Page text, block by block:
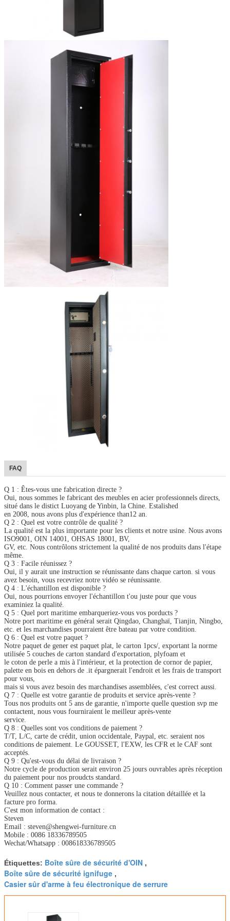
FAQ
Q 1 : Êtes-vous une fabrication directe ?
Oui, nous sommes le fabricant des meubles en acier professionnels directs,
situé dans le distict Luoyang de Yinbin, la Chine. Estalished
en 2008, nous avons plus d'expérience than12 an.
Q 2 : Quel est votre contrôle de qualité ?
La qualité est la plus importante pour les clients et notre usine. Nous avons
ISO9001, OIN 14001, OHSAS 18001, BV,
GV, etc. Nous contrôlons strictement la qualité de nos produits dans l'étape
même.
Q 3 : Facile réunissez ?
Oui, il y aurait une instruction se réunissante dans chaque carton. si vous
avez besoin, vous recevriez notre vidéo se réunissante.
Q 4 : L'échantillon est disponible ?
Oui, nous pourrions envoyer l'échantillon t'ou juste pour que vous
examiniez la qualité.
Q 5 : Quel port maritime embarqueriez-vous vos porducts ?
Notre port maritime en général serait Qingdao, Changhaï, Tianjin, Ningbo,
etc. et les marchandises pourraient être bateau par votre condition.
Q 6 : Quel est votre paquet ?
Notre paquet de gener est paquet plat, le carton 1pcs/, exportant la norme
utilisée 5 couches de carton standard d'exportation, plyfoam et
le coton de perle a mis à l'intérieur, et la protection de cornor de papier,
palette en bois en dehors de .it épargnerait l'endroit et les frais de transport
pour vous,
mais si vous avez besoin des marchandises assemblées, c'est correct aussi.
Q 7 : Quelle est votre garantie de produits et service après-vente ?
Tous nos produits ont 5 ans de garantie, n'importe quelle question svp me
contactent, nous vous fourniraient le meilleur après-vente
service.
Q 8 : Quelles sont vos conditions de paiement ?
T/T, L/C, carte de crédit, union occidentale, Paypal, etc. seraient nos
conditions de paiement. Le GOUSSET, l'EXW, les CFR et le CAF sont
acceptés.
Q 9 : Qu'est-vous du délai de livraison ?
Notre cycle de production serait environ 25 jours ouvrables après réception
du paiement pour nos proudcts standard.
Q 10 : Comment passer une commande ?
Veuillez nous contacter, et nous te donnerons la citation détaillée et la
facture pro forma.
C'est mon information de contact :
Steven
Email : steven@shengwei-furniture.cn
Mobile : 0086 18336789505
Wechat/Whatsapp : 008618336789505
Étiquettes: Boîte sûre de sécurité d'OIN ,
Boîte sûre de sécurité ignifuge ,
Casier sûr d'arme à feu électronique de serrure